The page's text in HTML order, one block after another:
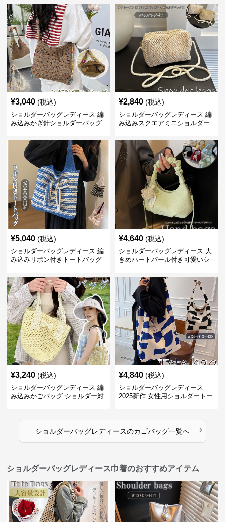
¥3,040 (税込)
ショルダーバッグレディース 編
み込みかぎ針ショルダーバッグ
¥2,840 (税込)
ショルダーバッグレディース 編
み込みスクエアミニショルダー
¥5,040 (税込)
ショルダーバッグレディース 編
み込みリボン付きトートバッグ
¥4,640 (税込)
ショルダーバッグレディース 大
きめハートパール付き可愛いシ
¥3,240 (税込)
ショルダーバッグレディース 編
み込みかごバッグ ショルダー対
¥4,840 (税込)
ショルダーバッグレディース
2025新作 女性用ショルダートー
ショルダーバッグレディースのカゴバッグ一覧へ ›
ショルダーバッグレディース巾着のおすすめアイテム